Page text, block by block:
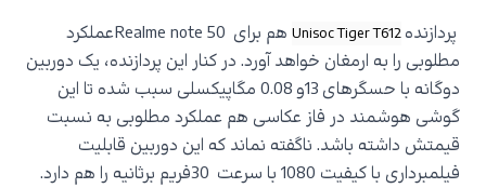
پردازندهUnisoc Tiger T612 هم برای Realme note 50عملکرد
مطلوبی را به ارمغان خواهد آورد. در کنار این پردازنده، یک دوربین
دوگانه با حسگرهای 13و 0.08 مگاپیکسلی سبب شده تا این
گوشی هوشمند در فاز عکاسی هم عملکرد مطلوبی به نسبت
قیمتش داشته باشد. ناگفته نماند که این دوربین قابلیت
فیلمبرداری با کیفیت 1080 با سرعت
30فریم برثانیه را هم دارد.